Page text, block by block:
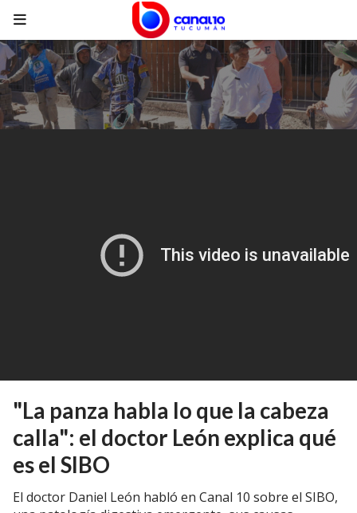
"La panza habla lo que la cabeza
calla": el doctor León explica qué
es el SIBO
El doctor Daniel León habló en Canal 10 sobre el SIBO,